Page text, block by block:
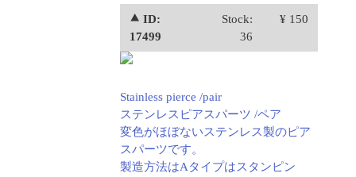
⯅ ID:
17499
Stock:
36
¥ 150
Stainless pierce /pair
ステンレスピアスパーツ /ペア
変色がほぼないステンレス製のピア
スパーツです。
製造方法はAタイプはスタンピン